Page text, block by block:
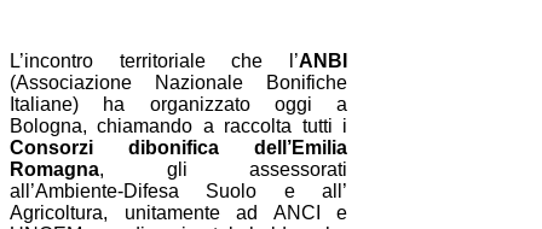
L’incontro territoriale che l’ANBI
(Associazione Nazionale Bonifiche
Italiane) ha organizzato oggi a
Bologna, chiamando a raccolta tutti i
Consorzi dibonifica dell’Emilia
Romagna, gli assessorati
all’Ambiente-Difesa Suolo e all’
Agricoltura, unitamente ad ANCI e